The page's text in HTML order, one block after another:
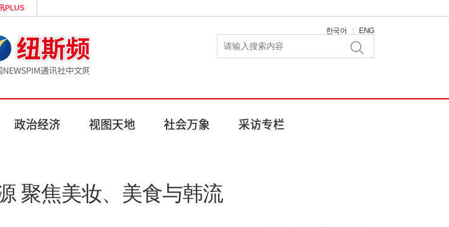
PLUS
한국어 | ENG
聚焦美妆、美食与韩流